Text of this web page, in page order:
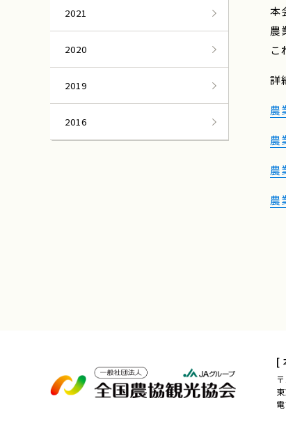
本
農
こ
詳
農
農
農
農
2021
2020
2019
2016
[